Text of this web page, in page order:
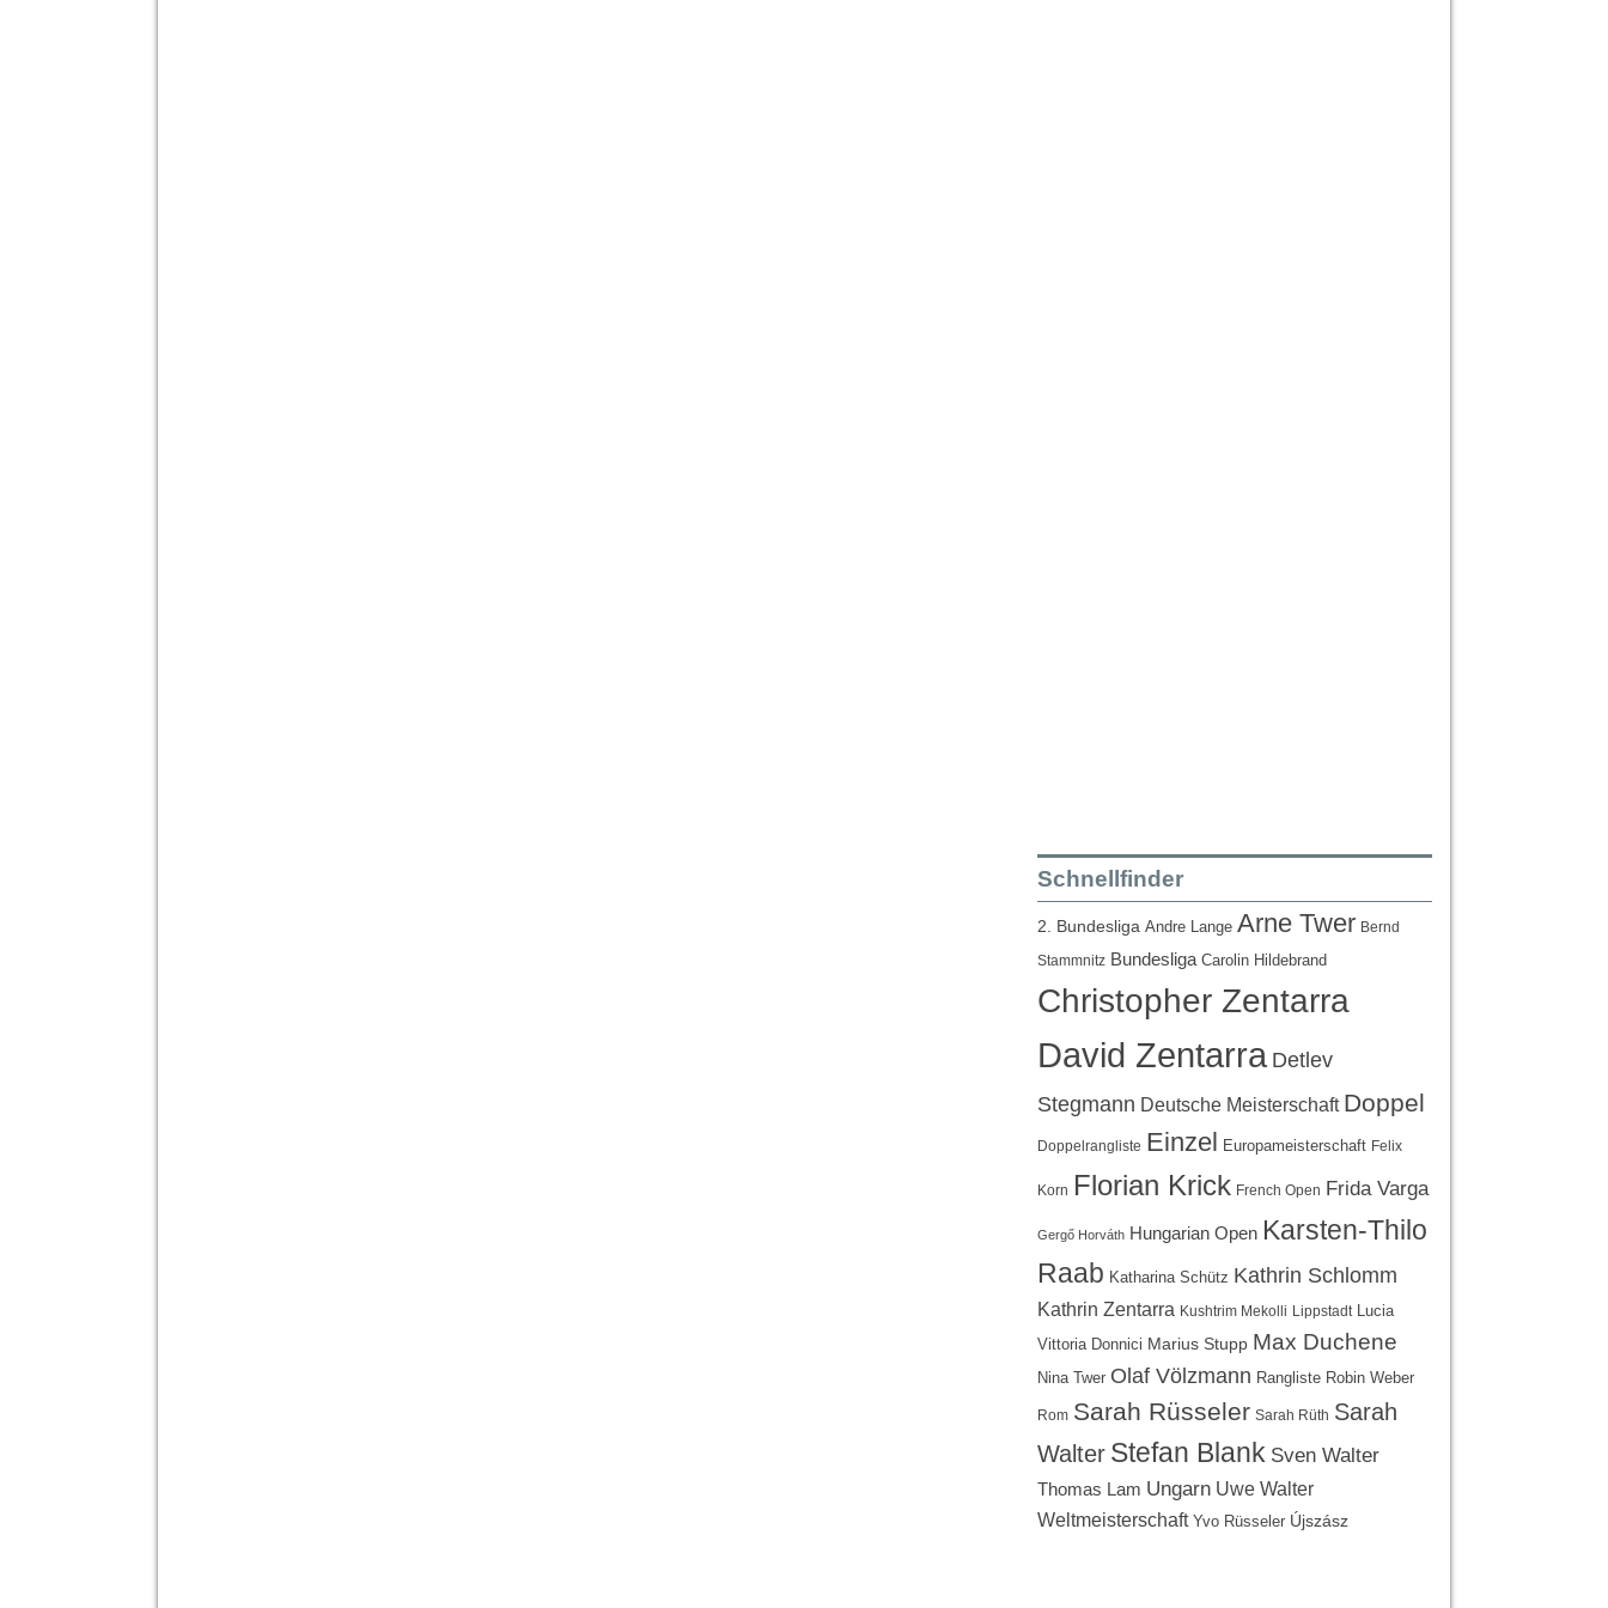
Schnellfinder
2. Bundesliga Andre Lange Arne Twer Bernd
Stammnitz Bundesliga Carolin Hildebrand
Christopher Zentarra
David Zentarra Detlev
Stegmann Deutsche Meisterschaft Doppel
Doppelrangliste Einzel Europameisterschaft Felix
Korn Florian Krick French Open Frida Varga
Gergő Horváth Hungarian Open Karsten-Thilo
Raab Katharina Schütz Kathrin Schlomm
Kathrin Zentarra Kushtrim Mekolli Lippstadt
Lucia
Vittoria Donnici Marius Stupp Max Duchene
Nina Twer Olaf Völzmann Rangliste Robin Weber
Rom Sarah Rüsseler Sarah Rüth Sarah
Walter Stefan Blank Sven Walter
Thomas Lam Ungarn Uwe Walter
Weltmeisterschaft Yvo Rüsseler Újszász